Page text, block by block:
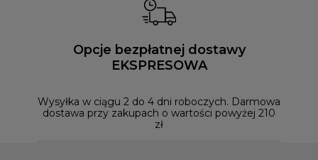
Opcje bezpłatnej dostawy
EKSPRESOWA
Wysyłka w ciągu 2 do 4 dni roboczych. Darmowa
dostawa przy zakupach o wartości powyżej 210
zł